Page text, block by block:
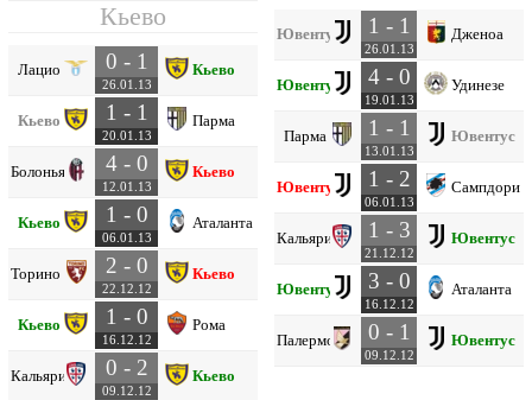
Кьево
Лацио 0 - 1
26.01.13
Кьево
Кьево 1 - 1
20.01.13
Парма
Болонья 4 - 0
12.01.13
Кьево
Кьево 1 - 0
06.01.13
Аталанта
Торино 2 - 0
22.12.12
Кьево
Кьево 1 - 0
16.12.12
Рома
Кальяри 0 - 2
09.12.12
Кьево
Ювентус 1 - 1
26.01.13
Дженоа
Ювентус 4 - 0
19.01.13
Удинезе
Парма 1 - 1
13.01.13
Ювентус
Ювентус 1 - 2
06.01.13
Сампдория
Кальяри 1 - 3
21.12.12
Ювентус
Ювентус 3 - 0
16.12.12
Аталанта
Палермо 0 - 1
09.12.12
Ювентус